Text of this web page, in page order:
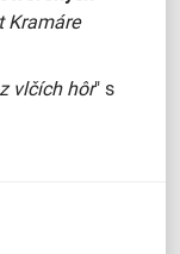
Kramáre
vlčích hôr" s